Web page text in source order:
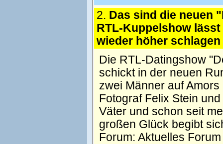
2. Das sind die neuen
RTL-Kuppelshow
wieder höher schlagen
Die RTL-Datingshow
schickt in der neuen
zwei Männer auf
Fotograf Felix Stein
Väter und schon seit
großen Glück begibt
Forum: Aktuelles Forum